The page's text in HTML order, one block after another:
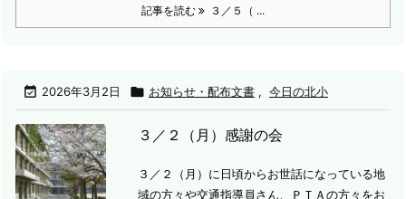
記事を読む ３／５（ ...
 2026年3月2日  お知らせ・配布文書 , 今日の北小
３／２（月）感謝の会
３／２（月）に日頃からお世話になっている地
域の方々や交通指導員さん、ＰＴＡの方々をお